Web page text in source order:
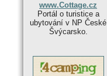
www.Cottage.cz
Portál o turistice a
ubytování v NP České
Švýcarsko.